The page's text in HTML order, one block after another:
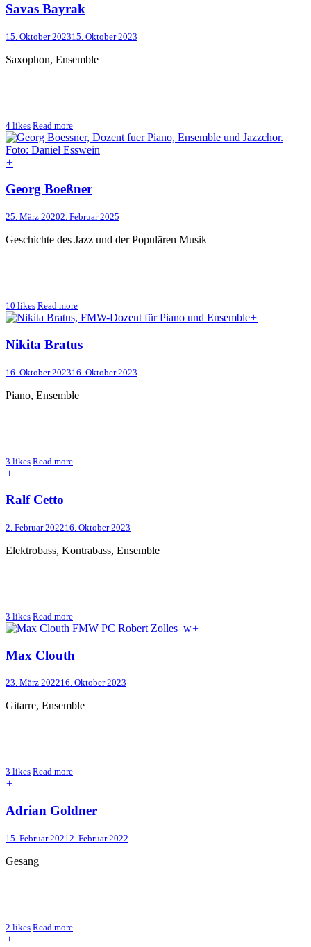
Savas Bayrak
15. Oktober 202315. Oktober 2023
Saxophon, Ensemble
4 likes Read more
+
Georg Boeßner
25. März 20202. Februar 2025
Geschichte des Jazz und der Populären Musik
10 likes Read more
+
Nikita Bratus
16. Oktober 202316. Oktober 2023
Piano, Ensemble
3 likes Read more
+
Ralf Cetto
2. Februar 202216. Oktober 2023
Elektrobass, Kontrabass, Ensemble
3 likes Read more
+
Max Clouth
23. März 202216. Oktober 2023
Gitarre, Ensemble
3 likes Read more
+
Adrian Goldner
15. Februar 2021 2. Februar 2022
Gesang
2 likes Read more
+